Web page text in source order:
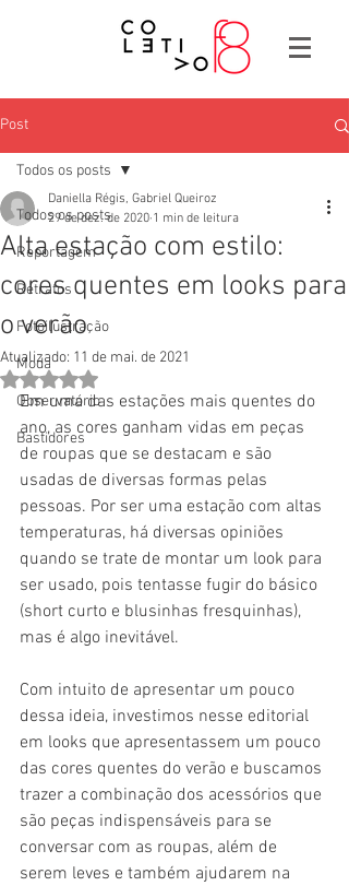
Post
Todos os posts
Reportagem
Retratos
Fotoilustração
Moda
Observatório
Bastidores
Todos os posts
Alta estação com estilo:
cores quentes em looks para
o verão
Daniella Régis, Gabriel Queiroz
29 de dez. de 2020 1 min de leitura
Atualizado: 11 de mai. de 2021
Avaliado com NaN de 5 estrelas.
Em uma das estações mais quentes do
ano, as cores ganham vidas em peças
de roupas que se destacam e são
usadas de diversas formas pelas
pessoas. Por ser uma estação com altas
temperaturas, há diversas opiniões
quando se trate de montar um look para
ser usado, pois tentasse fugir do básico
(short curto e blusinhas fresquinhas),
mas é algo inevitável.
Com intuito de apresentar um pouco
dessa ideia, investimos nesse editorial
em looks que apresentassem um pouco
das cores quentes do verão e buscamos
trazer a combinação dos acessórios que
são peças indispensáveis para se
conversar com as roupas, além de
serem leves e também ajudarem na